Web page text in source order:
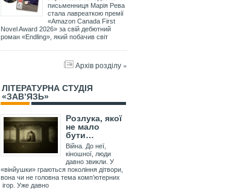
письменниця Марія Рева
стала лавреаткою премії
«Amazon Canada First
Novel Award 2026» за свій дебютний
роман «Endling», який побачив світ
Архів розділу »
ЛІТЕРАТУРНА СТУДІЯ
«ЗАВ’ЯЗЬ»
Розлука, якої
не мало
бути…
Війна. До неї,
кіношної, люди
давно звикли. У
«вінйушки» граються покоління дітвори,
вона чи не головна тема комп’ютерних
ігор. Уже давно